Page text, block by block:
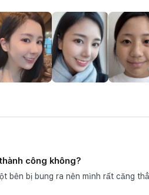
công không?
bên bị bung ra nên mình rất căng